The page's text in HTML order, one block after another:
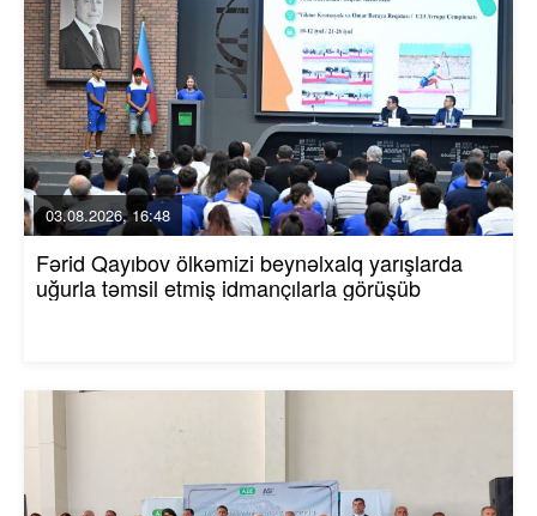
03.08.2026, 16:48
Fərid Qayıbov ölkəmizi beynəlxalq yarışlarda
uğurla təmsil etmiş idmançılarla görüşüb